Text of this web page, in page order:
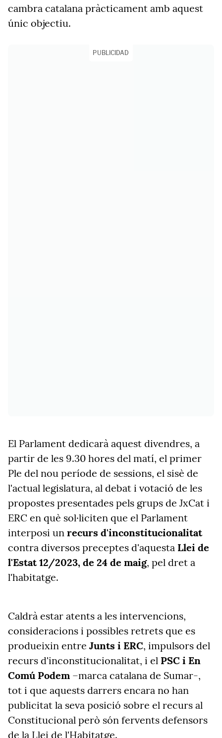
cambra catalana pràcticament amb aquest
únic objectiu.
PUBLICIDAD
El Parlament dedicarà aquest divendres, a
partir de les 9.30 hores del matí, el primer
Ple del nou període de sessions, el sisè de
l'actual legislatura, al debat i votació de les
propostes presentades pels grups de JxCat i
ERC en què sol·liciten que el Parlament
interposi un recurs d'inconstitucionalitat
contra diversos preceptes d'aquesta Llei de
l'Estat 12/2023, de 24 de maig, pel dret a
l'habitatge.
Caldrà estar atents a les intervencions,
consideracions i possibles retrets que es
produeixin entre Junts i ERC, impulsors del
recurs d'inconstitucionalitat, i el PSC i En
Comú Podem –marca catalana de Sumar-,
tot i que aquests darrers encara no han
publicitat la seva posició sobre el recurs al
Constitucional però són fervents defensors
de la Llei de l'Habitatge.